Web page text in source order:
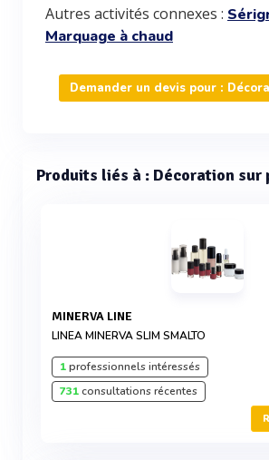
Autres activités connexes :
Marquage à chaud
Demander un devis pour :
Produits liés à : Décoration sur
MINERVA LINE
LINEA MINERVA SLIM SMALTO
1professionnels intéressés
731consultations récentes